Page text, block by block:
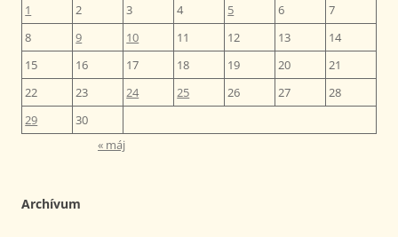
1
2 3 4 5 6
7
8
9 10 11 12 13
14
15
16 17 18 19 20
21
22
23 24 25 26 27
28
29
30
« máj
Archívum